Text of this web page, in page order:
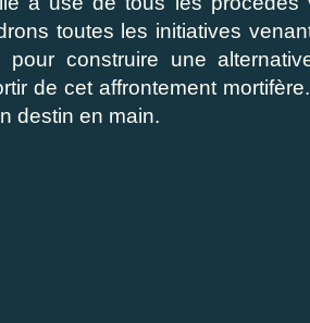
toutes les initiatives
pour construire une
de cet affrontement
destin en main.